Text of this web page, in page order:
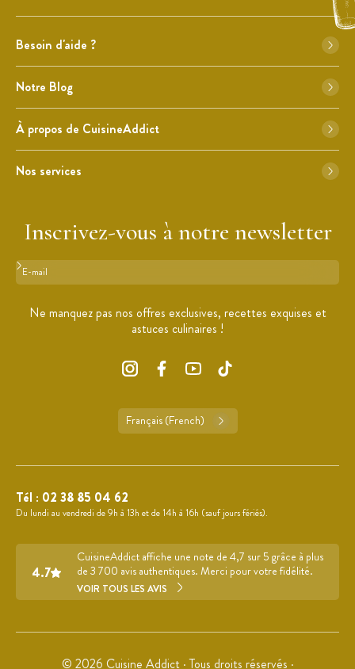
Besoin d'aide ?
Notre Blog
À propos de CuisineAddict
Nos services
Inscrivez-vous à notre newsletter
Format : adresse@email.com
Ne manquez pas nos offres exclusives, recettes exquises et
astuces culinaires !
Français (French)
Tél : 02 38 85 04 62
Du lundi au vendredi de 9h à 13h et de 14h à 16h (sauf jours fériés).
4.7
CuisineAddict affiche une note de 4,7 sur 5 grâce à plus
de 3 700 avis authentiques. Merci pour votre fidélité.
VOIR TOUS LES AVIS
© 2026 Cuisine Addict · Tous droits réservés ·